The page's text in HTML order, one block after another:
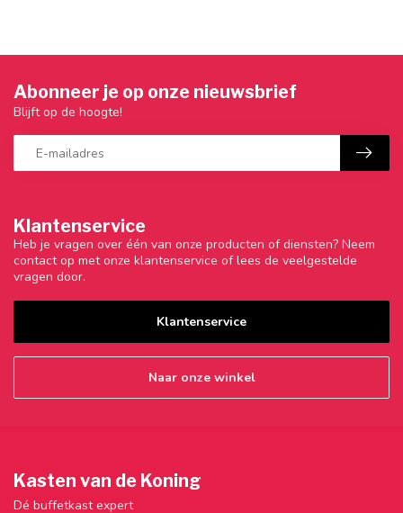
Klantenservice
Heb je vragen over één van onze producten of diensten? Neem
contact op met onze klantenservice of lees de veelgestelde
vragen door.
Klantenservice
Naar onze winkel
Abonneer je op onze nieuwsbrief
Blijft op de hoogte!
Kasten van de Koning
Dé buffetkast expert